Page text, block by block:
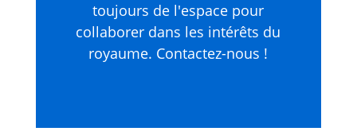
toujours de l'espace pour
collaborer dans les intérêts du
royaume. Contactez-nous !